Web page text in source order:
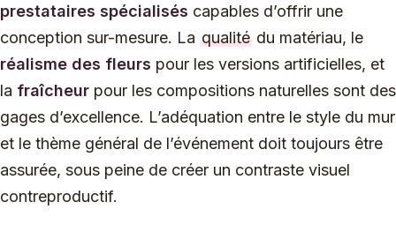
prestataires spécialisés capables d’offrir une
conception sur-mesure. La qualité du matériau, le
réalisme des fleurs pour les versions artificielles, et
la fraîcheur pour les compositions naturelles sont des
gages d’excellence. L’adéquation entre le style du mur
et le thème général de l’événement doit toujours être
assurée, sous peine de créer un contraste visuel
contreproductif.